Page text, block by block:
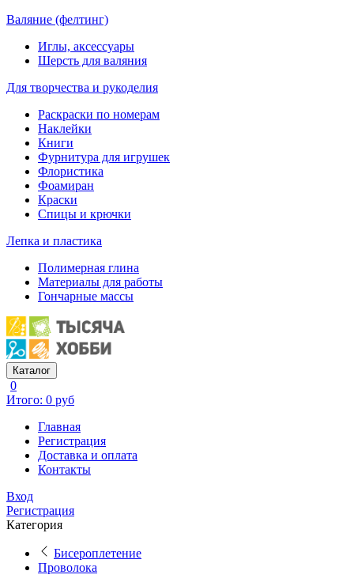
Валяние (фелтинг)
Иглы, аксессуары
Шерсть для валяния
Для творчества и рукоделия
Раскраски по номерам
Наклейки
Книги
Фурнитура для игрушек
Флористика
Фоамиран
Краски
Спицы и крючки
Лепка и пластика
Полимерная глина
Материалы для работы
Гончарные массы
Каталог
0
Итого: 0 руб
Главная
Регистрация
Доставка и оплата
Контакты
Вход
Регистрация
Категория
Бисероплетение
Проволока